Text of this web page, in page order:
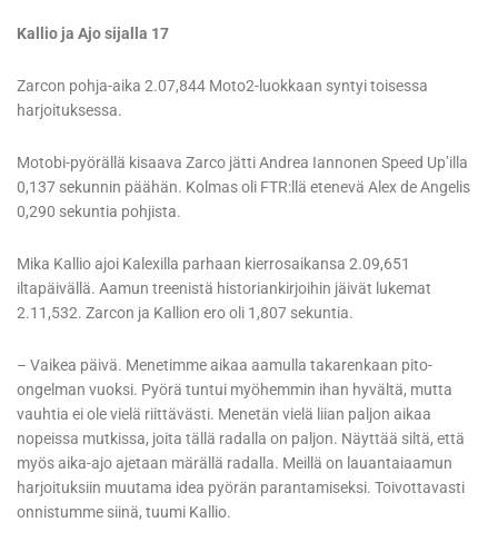
Kallio ja Ajo sijalla 17
Zarcon pohja-aika 2.07,844 Moto2-luokkaan syntyi toisessa
harjoituksessa.
Motobi-pyörällä kisaava Zarco jätti Andrea Iannonen Speed Up’illa
0,137 sekunnin päähän. Kolmas oli FTR:llä etenevä Alex de Angelis
0,290 sekuntia pohjista.
Mika Kallio ajoi Kalexilla parhaan kierrosaikansa 2.09,651
iltapäivällä. Aamun treenistä historiankirjoihin jäivät lukemat
2.11,532. Zarcon ja Kallion ero oli 1,807 sekuntia.
– Vaikea päivä. Menetimme aikaa aamulla takarenkaan pito-
ongelman vuoksi. Pyörä tuntui myöhemmin ihan hyvältä, mutta
vauhtia ei ole vielä riittävästi. Menetän vielä liian paljon aikaa
nopeissa mutkissa, joita tällä radalla on paljon. Näyttää siltä, että
myös aika-ajo ajetaan märällä radalla. Meillä on lauantaiaamun
harjoituksiin muutama idea pyörän parantamiseksi. Toivottavasti
onnistumme siinä, tuumi Kallio.